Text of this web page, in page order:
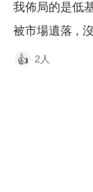
我佈局的是低
被市場遺落 ,
👍 2人